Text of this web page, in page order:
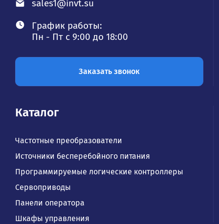
sales1@invt.su
График работы:
Пн - Пт с 9:00 до 18:00
Заказать звонок
Каталог
Частотные преобразователи
Источники бесперебойного питания
Программируемые логические контроллеры
Сервоприводы
Панели оператора
Шкафы управления